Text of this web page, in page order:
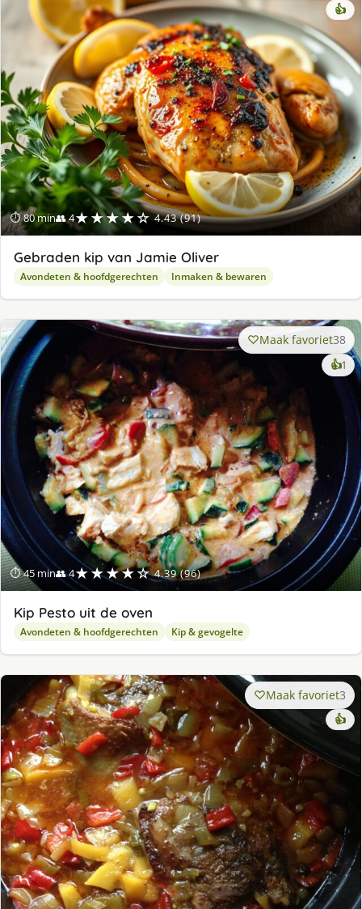
⏱ 80 min👥 4★★★★☆ 4.43 (91)
👍
Gebraden kip van Jamie Oliver
Avondeten & hoofdgerechten Inmaken & bewaren
⏱ 45 min👥 4★★★★☆ 4.39 (96)
Maak favoriet38
👍1
Kip Pesto uit de oven
Avondeten & hoofdgerechten Kip & gevogelte
Maak favoriet3
👍